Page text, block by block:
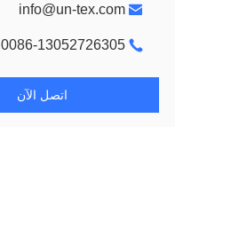
info@un-tex.com
0086-13052726305
اتصل الآن